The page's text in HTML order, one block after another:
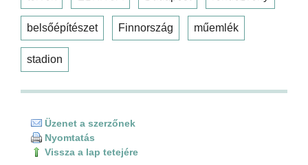
belsőépítészet Finnország műemlék
stadion
Üzenet a szerzőnek
Nyomtatás
Vissza a lap tetejére